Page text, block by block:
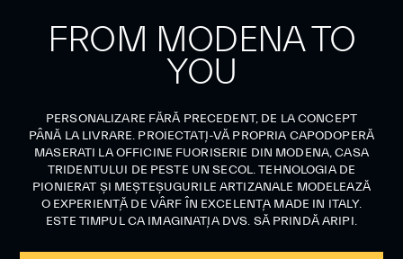
FROM MODENA TO
YOU
PERSONALIZARE FĂRĂ PRECEDENT, DE LA CONCEPT
PÂNĂ LA LIVRARE. PROIECTAȚI-VĂ PROPRIA CAPODOPERĂ
MASERATI LA OFFICINE FUORISERIE DIN MODENA, CASA
TRIDENTULUI DE PESTE UN SECOL. TEHNOLOGIA DE
PIONIERAT ȘI MEȘTEȘUGURILE ARTIZANALE MODELEAZĂ
O EXPERIENȚĂ DE VÂRF ÎN EXCELENȚA MADE IN ITALY.
ESTE TIMPUL CA IMAGINAȚIA DVS. SĂ PRINDĂ ARIPI.